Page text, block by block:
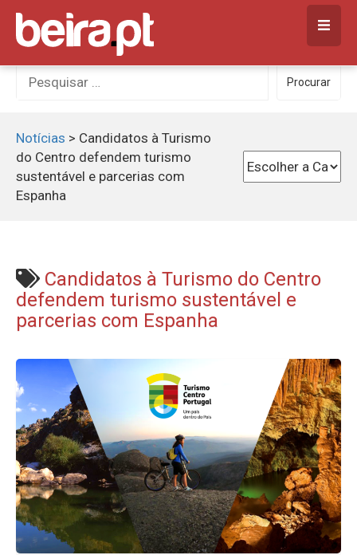
Skip
content
Procurar
por:
Procurar
Notícias > Candidatos à Turismo
do Centro defendem turismo
sustentável e parcerias com
Espanha
Candidatos à Turismo do Centro
defendem turismo sustentável e
parcerias com Espanha